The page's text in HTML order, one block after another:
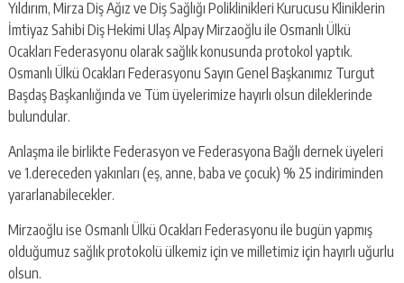
Yıldırım, Mirza Diş Ağız ve Diş Sağlığı Poliklinikleri Kurucusu Kliniklerin
İmtiyaz Sahibi Diş Hekimi Ulaş Alpay Mirzaoğlu ile Osmanlı Ülkü
Ocakları Federasyonu olarak sağlık konusunda protokol yaptık.
Osmanlı Ülkü Ocakları Federasyonu Sayın Genel Başkanımız Turgut
Başdaş Başkanlığında ve Tüm üyelerimize hayırlı olsun dileklerinde
bulundular.
Anlaşma ile birlikte Federasyon ve Federasyona Bağlı dernek üyeleri
ve 1.dereceden yakınları (eş, anne, baba ve çocuk) % 25 indiriminden
yararlanabilecekler.
Mirzaoğlu ise Osmanlı Ülkü Ocakları Federasyonu ile bugün yapmış
olduğumuz sağlık protokolü ülkemiz için ve milletimiz için hayırlı uğurlu
olsun.